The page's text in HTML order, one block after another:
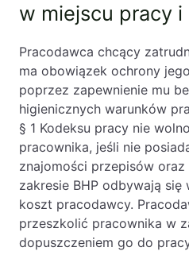
w miejscu pracy i
Pracodawca chcący
ma obowiązek ochrony
poprzez zapewnienie mu
higienicznych warunków
§ 1 Kodeksu pracy nie
pracownika, jeśli nie
znajomości przepisów oraz
zakresie BHP odbywają się
koszt pracodawcy.
przeszkolić pracownika w
dopuszczeniem go do